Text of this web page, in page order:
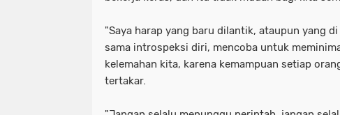
"Saya harap yang baru dilantik, ataupun yang
sama introspeksi diri, mencoba untuk
kelemahan kita, karena kemampuan setiap
tertakar.